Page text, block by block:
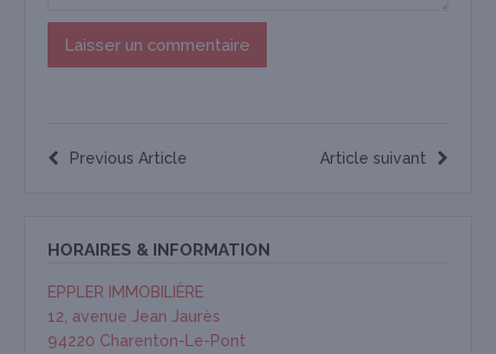
Article suivant
Previous Article
HORAIRES & INFORMATION
EPPLER IMMOBILIÈRE
12, avenue Jean Jaurès
94220 Charenton-Le-Pont